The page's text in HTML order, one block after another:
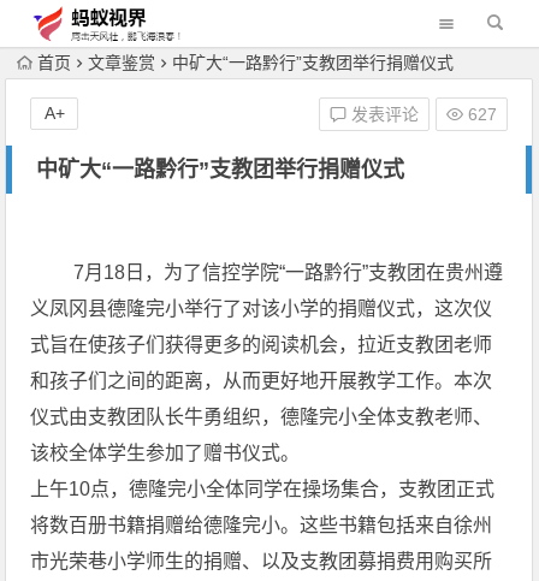
首页 文章鉴赏 中矿大“一路黔行”支教团举行捐赠仪式
中矿大“一路黔行”支教团举行捐赠仪式
发表评论 627
A+
7月18日，为了信控学院“一路黔行”支教团在贵州遵
义凤冈县德隆完小举行了对该小学的捐赠仪式，这次仪
式旨在使孩子们获得更多的阅读机会，拉近支教团老师
和孩子们之间的距离，从而更好地开展教学工作。本次
仪式由支教团队长牛勇组织，德隆完小全体支教老师、
该校全体学生参加了赠书仪式。
上午10点，德隆完小全体同学在操场集合，支教团正式
将数百册书籍捐赠给德隆完小。这些书籍包括来自徐州
市光荣巷小学师生的捐赠、以及支教团募捐费用购买所